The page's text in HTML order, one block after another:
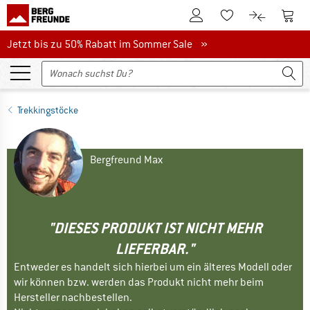
Zum KundenkontoZum Merkzettel.
Zum Zum
Jetzt bis zu 50% Rabatt im Sommer Sale
Jetzt bis zu 50% Rabatt im Sommer Sale »
Trekkingstöcke
Bergfreund Max
"DIESES PRODUKT IST NICHT MEHR
LIEFERBAR."
Entweder es handelt sich hierbei um ein älteres Modell oder
wir können bzw. werden das Produkt nicht mehr beim
Hersteller nachbestellen.